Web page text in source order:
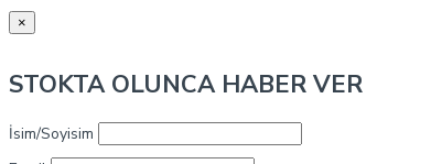
×
STOKTA OLUNCA HABER VER
İsim/Soyisim